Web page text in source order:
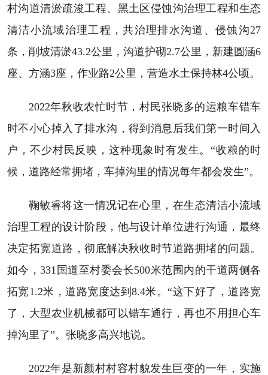
村沟道清淤疏浚工程、黑土区侵蚀沟治理工程和生态
清洁小流域治理工程，共治理排水沟道、侵蚀沟27
条，削坡清淤43.2公里，沟道护砌2.7公里，新建圆涵6
座、方涵3座，作业路2公里，营造水土保持林4公顷。
2022年秋收农忙时节，村民张晓多的运粮车错车
时不小心掉入了排水沟，得到消息后我们第一时间入
户，不少村民反映，这种现象时有发生。“收粮的时
候，道路经常拥堵，车掉沟里的情况每年都会发生”。
鞠敏睿将这一情况记在心里，在生态清洁小流域
治理工程的设计阶段，他与设计单位进行沟通，最终
决定拓宽道路，彻底解决秋收时节道路拥堵的问题。
如今，331国道至村委会长500米范围内的干道两侧各
拓宽1.2米，道路宽度达到8.4米。“这下好了，道路宽
了，大型农业机械都可以错车通行，再也不用担心车
掉沟里了”。张晓多高兴地说。
2022年是新颜村村容村貌发生巨变的一年，实施